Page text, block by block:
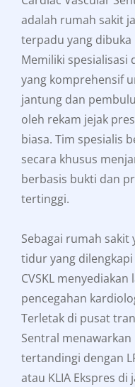
adalah rumah sakit
terpadu yang dibuka
Memiliki
yang komprehensif
jantung dan
oleh rekam jejak
biasa. Tim spesialis
secara khusus
berbasis bukti dan
tertinggi.
Sebagai rumah
tidur yang
CVSKL
pencegahan
Terletak di pusat
Sentral
tertandingi dengan
atau KLIA Ekspres